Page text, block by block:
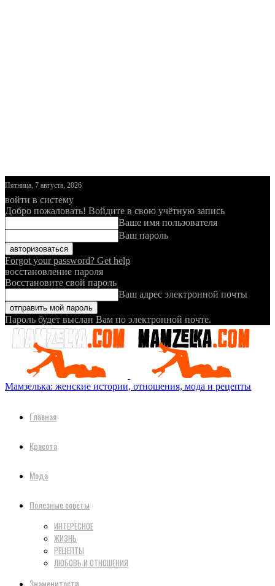
Пятница, 7 августа, 2026
войти в систему
Добро пожаловать! Войдите в свою учётную запись
Ваше имя пользователя
Ваш пароль
Forgot your password? Get help
восстановление пароля
Восстановите свой пароль
Ваш адрес электронной почты
Пароль будет выслан Вам по электронной почте.
Мамзелька: женские истории, отношения, мода и рецепты
Главная
Красота
Мода
Полезные советы
ИНТЕРЕСНОЕ
ЖИЗНЬ
РЕЦЕПТЫ
ЛЮБОВЬ И ОТНОШЕНИЯ
Знаменитости